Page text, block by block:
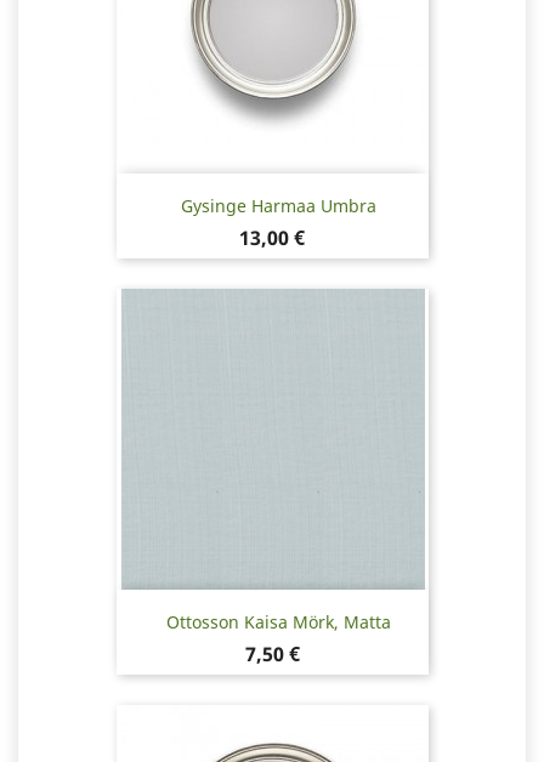
Gysinge Harmaa Umbra
Hinta
13,00 €
Ottosson Kaisa Mörk, Matta
Hinta
7,50 €